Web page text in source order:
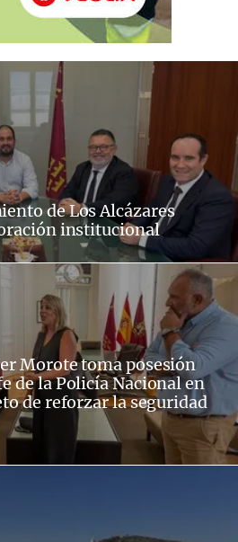
de Los Alcázares
institucional
Morote toma posesión
de la Policía Nacional en
de reforzar la seguridad